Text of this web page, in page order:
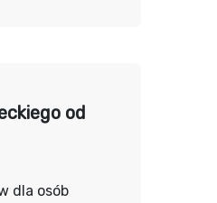
od
dla osób